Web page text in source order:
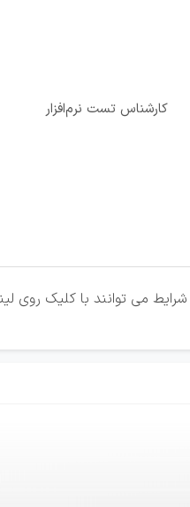
کارشناس تست نرم‌افزار
می توانند با کلیک روی